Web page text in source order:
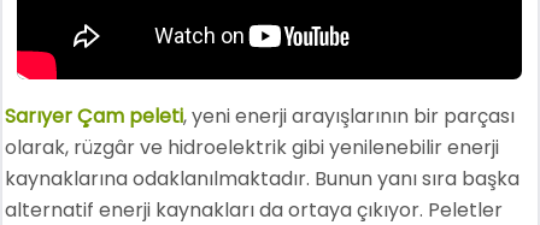
Sarıyer Çam peleti, yeni enerji arayışlarının bir parçası
olarak, rüzgâr ve hidroelektrik gibi yenilenebilir enerji
kaynaklarına odaklanılmaktadır. Bunun yanı sıra başka
alternatif enerji kaynakları da ortaya çıkıyor. Peletler